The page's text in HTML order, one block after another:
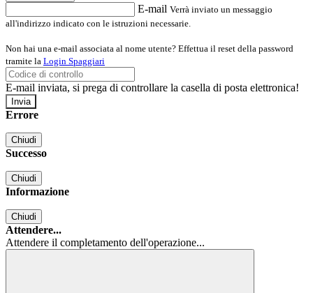
E-mail Verrà inviato un messaggio
all'indirizzo indicato con le istruzioni necessarie.
Non hai una e-mail associata al nome utente? Effettua il reset della password
tramite la Login Spaggiari
E-mail inviata, si prega di controllare la casella di posta elettronica!
Errore
Chiudi
Successo
Chiudi
Informazione
Chiudi
Attendere...
Attendere il completamento dell'operazione...